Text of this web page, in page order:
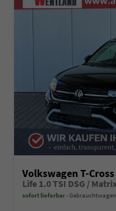
Volkswagen T-Cross
sofort lieferbar Gebrauchtwagen